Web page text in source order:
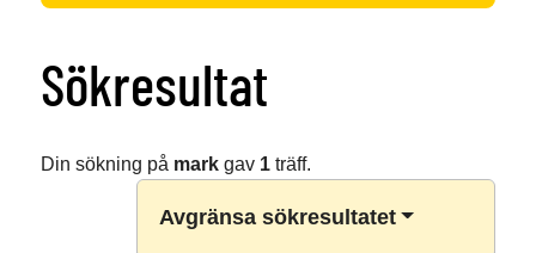
Sökresultat
Din sökning på markgav 1träff.
Avgränsa sökresultatet